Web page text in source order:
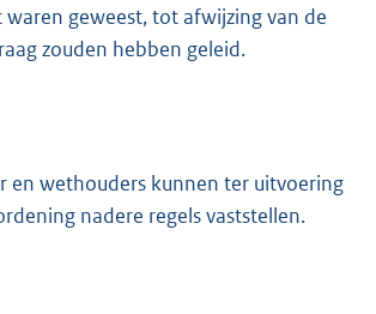
waren geweest, tot afwijzing van de
zouden hebben geleid.
en wethouders kunnen ter uitvoering
nadere regels vaststellen.